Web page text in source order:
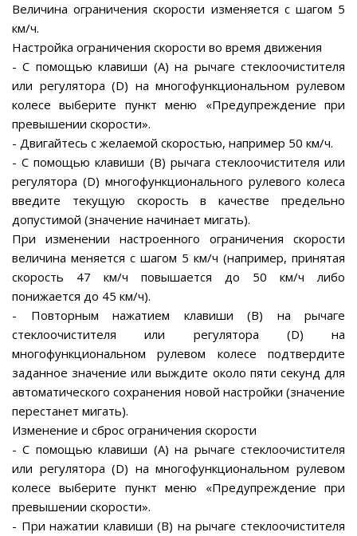
Величина ограничения скорости изменяется с шагом 5
км/ч.
Настройка ограничения скорости во время движения
- С помощью клавиши (А) на рычаге стеклоочистителя
или регулятора (D) на многофункциональном рулевом
колесе выберите пункт меню «Предупреждение при
превышении скорости».
- Двигайтесь с желаемой скоростью, например 50 км/ч.
- С помощью клавиши (В) рычага стеклоочистителя или
регулятора (D) многофункционального рулевого колеса
введите текущую скорость в качестве предельно
допустимой (значение начинает мигать).
При изменении настроенного ограничения скорости
величина меняется с шагом 5 км/ч (например, принятая
скорость 47 км/ч повышается до 50 км/ч либо
понижается до 45 км/ч).
- Повторным нажатием клавиши (В) на рычаге
стеклоочистителя или регулятора (D) на
многофункциональном рулевом колесе подтвердите
заданное значение или выждите около пяти секунд для
автоматического сохранения новой настройки (значение
перестанет мигать).
Изменение и сброс ограничения скорости
- С помощью клавиши (А) на рычаге стеклоочистителя
или регулятора (D) на многофункциональном рулевом
колесе выберите пункт меню «Предупреждение при
превышении скорости».
- При нажатии клавиши (В) на рычаге стеклоочистителя